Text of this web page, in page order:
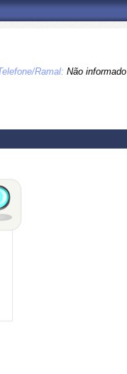
Ramal: Não informado